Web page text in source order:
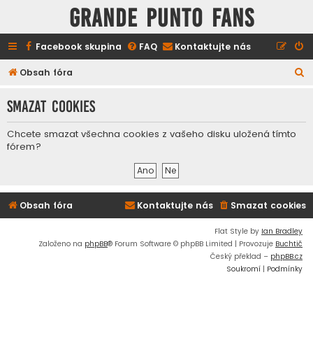
GRANDE PUNTO FANS
Facebook skupina FAQ Kontaktujte nás
Obsah fóra
d
Smazat cookies
Chcete smazat všechna cookies z vašeho disku uložená tímto
fórem?
Obsah fóra Smazat cookies
Kontaktujte nás
Flat Style by Ian Bradley
Založeno na phpBB® Forum Software © phpBB Limited | Provozuje Buchtič
Český překlad – phpBB.cz
Soukromí | Podmínky